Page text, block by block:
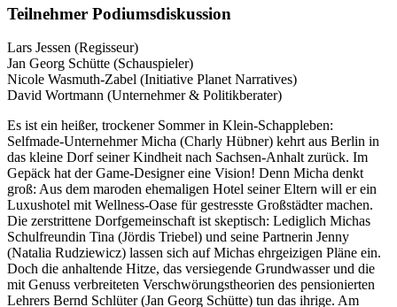
Teilnehmer Podiumsdiskussion
Lars Jessen (Regisseur)
Jan Georg Schütte (Schauspieler)
Nicole Wasmuth-Zabel (Initiative Planet Narratives)
David Wortmann (Unternehmer & Politikberater)
Es ist ein heißer, trockener Sommer in Klein-Schappleben:
Selfmade-Unternehmer Micha (Charly Hübner) kehrt aus Berlin in
das kleine Dorf seiner Kindheit nach Sachsen-Anhalt zurück. Im
Gepäck hat der Game-Designer eine Vision! Denn Micha denkt
groß: Aus dem maroden ehemaligen Hotel seiner Eltern will er ein
Luxushotel mit Wellness-Oase für gestresste Großstädter machen.
Die zerstrittene Dorfgemeinschaft ist skeptisch: Lediglich Michas
Schulfreundin Tina (Jördis Triebel) und seine Partnerin Jenny
(Natalia Rudziewicz) lassen sich auf Michas ehrgeizigen Pläne ein.
Doch die anhaltende Hitze, das versiegende Grundwasser und die
mit Genuss verbreiteten Verschwörungstheorien des pensionierten
Lehrers Bernd Schlüter (Jan Georg Schütte) tun das ihrige. Am